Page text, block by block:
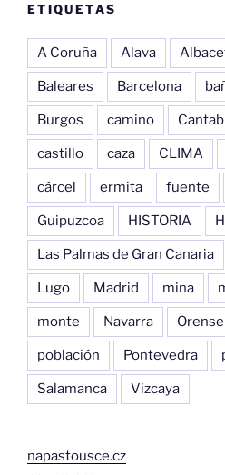
ETIQUETAS
A Coruña Alava
Baleares Barcelona
Burgos camino
castillo caza CLIMA
cárcel ermita fuente
Guipuzcoa HISTORIA
Las Palmas de Gran Canaria
Lugo Madrid mina
monte Navarra Orense
población Pontevedra
Salamanca Vizcaya
napastousce.cz